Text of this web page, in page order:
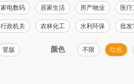
家电数码 居家生活 房产物业 医
行政机关 农林化工 水利环保 批发
竖版 颜色 不限 红色